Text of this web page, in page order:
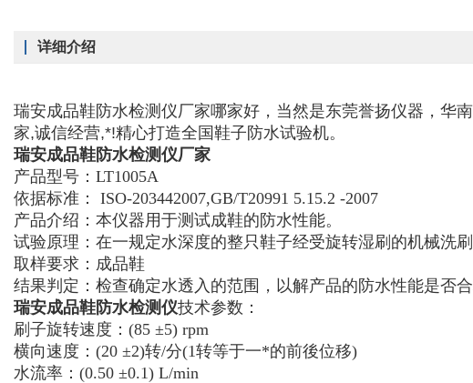
详细介绍
瑞安成品鞋防水检测仪厂家哪家好，当然是东莞誉扬仪器，华
家,诚信经营,*!精心打造全国鞋子防水试验机。
瑞安成品鞋防水检测仪厂家
产品型号 ： LT1005A
依据标准： ISO-203442007,GB/T20991 5.15.2 -2007
产品介绍： 本仪器用于测试成鞋的防水性能。
试验原理： 在一规定水深度的整只鞋子经受旋转湿刷的机械洗
取样要求：成品鞋
结果判定：检查确定水透入的范围，以解产品的防水性能是否合
瑞安成品鞋防水检测仪技术参数：
刷子旋转速度：(85 ±5) rpm
横向速度：(20 ±2)转/分(1转等于一*的前後位移)
水流率：(0.50 ±0.1) L/min